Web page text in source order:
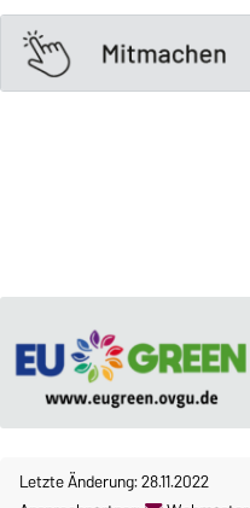
Letzte Änderung: 28.11.2022